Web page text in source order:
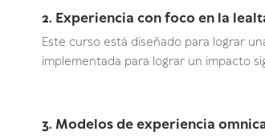
2. Experiencia con foco en la
Este curso está diseñado para lograr
implementada para lograr un impacto
3. Modelos de experiencia